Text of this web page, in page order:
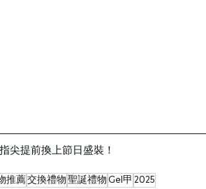
尖提前換上節日盛裝！
推薦交換禮物聖誕禮物Gel甲 2025